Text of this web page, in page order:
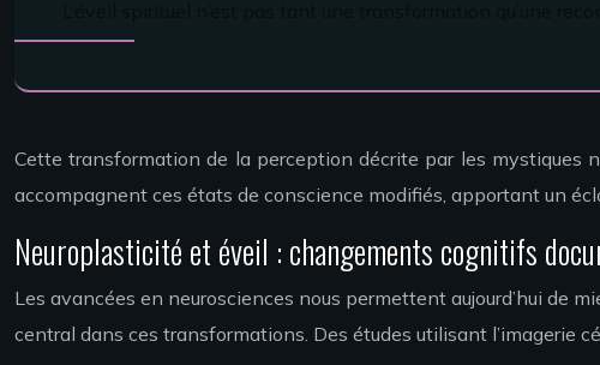
Cette transformation de la perception décrite par les mystiques
accompagnent ces états de conscience modifiés, apportant un
Neuroplasticité et éveil : changements cognitifs
Les avancées en neurosciences nous permettent aujourd’hui de
central dans ces transformations. Des études utilisant l’imagerie